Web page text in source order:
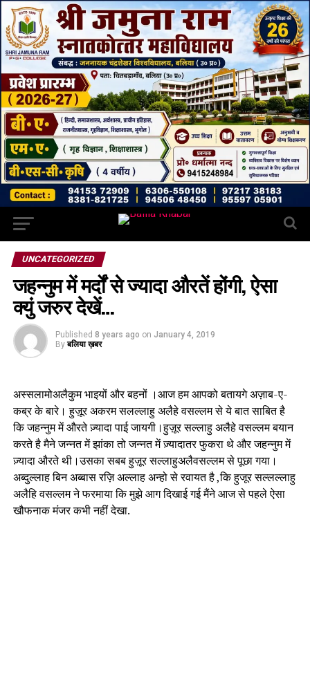
UNCATEGORIZED
जहन्नुम में मर्दों से ज्यादा औरतें होंगी, ऐसा
क्युं जरुर देखें…
Published 8 years ago on January 4, 2019
By बलिया ख़बर
अस्सलामोअलैकुम भाइयों और बहनों ।आज हम आपको बतायगे अज़ाब-ए-
कब्र के बारे। हुज़ूर अकरम सलल्लाहु अलैहे वसल्लम से ये बात साबित है
कि जहन्नुम में औरते ज़्यादा पाई जायगी।हुज़ूर सल्लाहु अलैहे वसल्लम बयान
करते है मैने जन्नत में झांका तो जन्नत में ज़्यादातर फुकरा थे और जहन्नुम में
ज़्यादा औरते थी।उसका सबब हुज़ूर सल्लाहुअलैवसल्लम से पूछा गया।
अब्दुल्लाह बिन अब्बास रज़ि अल्लाह अन्हो से रवायत है ,कि हुजूर सल्लल्लाहु
अलैहि वसल्लम ने फरमाया कि मुझे आग दिखाई गई मैंने आज से पहले ऐसा
खौफनाक मंजर कभी नहीं देखा.